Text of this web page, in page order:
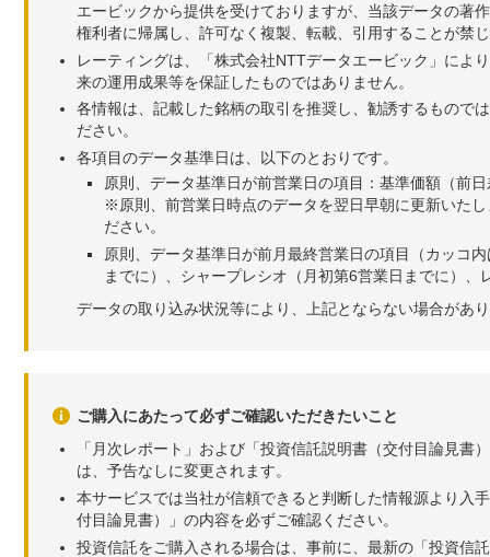
エービックから提供を受けておりますが、当該データの著
権利者に帰属し、許可なく複製、転載、引用することが禁
レーティングは、「株式会社NTTデータエービック」によ
来の運用成果等を保証したものではありません。
各情報は、記載した銘柄の取引を推奨し、勧誘するもので
ださい。
各項目のデータ基準日は、以下のとおりです。
原則、データ基準日が前営業日の項目：基準価額（前
※原則、前営業日時点のデータを翌日早朝に更新いた
ださい。
原則、データ基準日が前月最終営業日の項目（カッコ
までに）、シャープレシオ（月初第6営業日までに）
データの取り込み状況等により、上記とならない場合があ
ご購入にあたって必ずご確認いただきたいこと
「月次レポート」および「投資信託説明書（交付目論見
は、予告なしに変更されます。
本サービスでは当社が信頼できると判断した情報源より入
付目論見書）」の内容を必ずご確認ください。
投資信託をご購入される場合は、事前に、最新の「投資信